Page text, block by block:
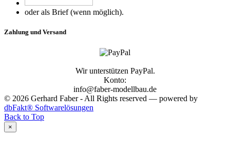
oder als Brief (wenn möglich).
Zahlung und Versand
Wir unterstützen PayPal.
Konto:
info@faber-modellbau.de
© 2026 Gerhard Faber - All Rights reserved — powered by
dbFakt® Softwarelösungen
Back to Top
×